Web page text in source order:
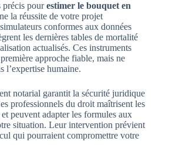
précis pourestimer le bouquet en
la réussite de votre projet
conformes aux données
les dernières tables de mortalité
actualisés. Ces instruments
approche fiable, mais ne
l’expertise humaine.
notarial garantit la sécurité juridique
professionnels du droit maîtrisent les
peuvent adapter les formules aux
situation. Leur intervention prévient
qui pourraient compromettre votre